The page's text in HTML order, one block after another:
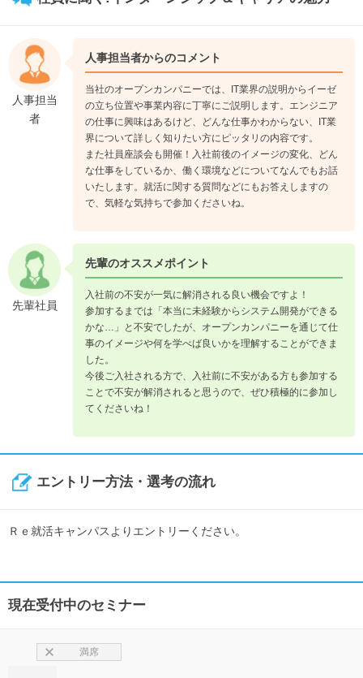
人事担当
者
人事担当者からのコメント
当社のオープンカンパニーでは、IT業界の説明からイーゼ
の立ち位置や事業内容に丁寧にご説明します。エンジニア
の仕事に興味はあるけど、どんな仕事かわからない、IT業
界について詳しく知りたい方にピッタリの内容です。
また社員座談会も開催！入社前後のイメージの変化、どん
な仕事をしているか、働く環境などについてなんでもお話
いたします。就活に関する質問などにもお答えしますの
で、気軽な気持ちで参加くださいね。
先輩社員
先輩のオススメポイント
入社前の不安が一気に解消される良い機会ですよ！
参加するまでは「本当に未経験からシステム開発ができる
かな…」と不安でしたが、オープンカンパニーを通じて仕
事のイメージや何を学べば良いかを理解することができま
した。
今後ご入社される方で、入社前に不安がある方も参加する
ことで不安が解消されると思うので、ぜひ積極的に参加し
てくださいね！
エントリー方法・選考の流れ
Ｒｅ就活キャンパスよりエントリーください。
現在受付中のセミナー
満席